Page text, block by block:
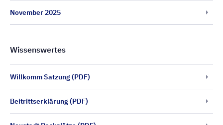
November 2025
Wissenswertes
Willkomm Satzung (PDF)
Beitrittserklärung (PDF)